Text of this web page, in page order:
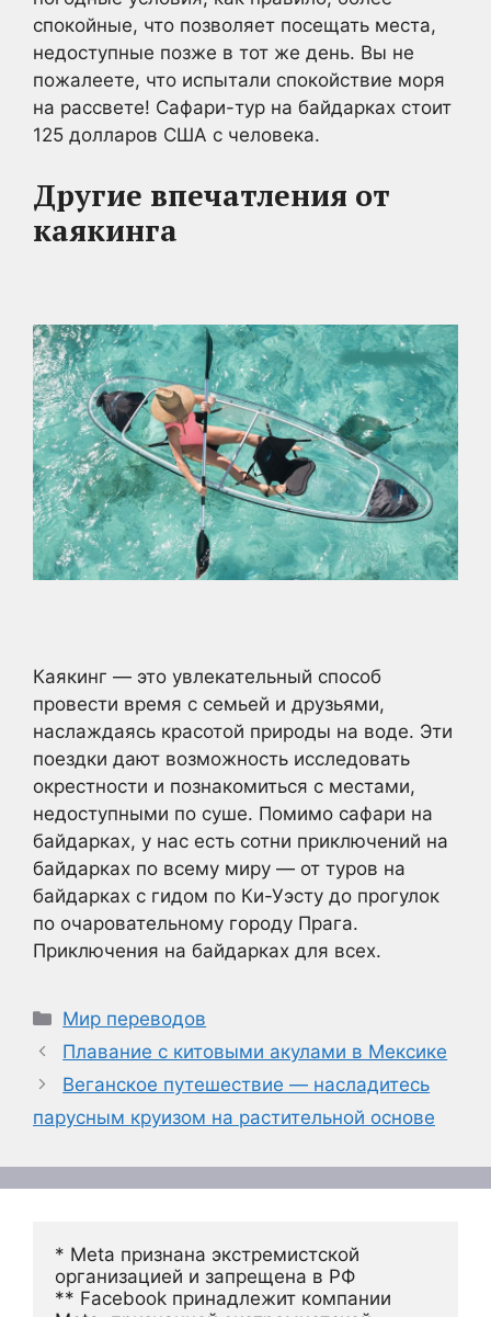
спокойные, что позволяет посещать места,
недоступные позже в тот же день. Вы не
пожалеете, что испытали спокойствие моря
на рассвете! Сафари-тур на байдарках стоит
125 долларов США с человека.
Другие впечатления от
каякинга
Каякинг — это увлекательный способ
провести время с семьей и друзьями,
наслаждаясь красотой природы на воде. Эти
поездки дают возможность исследовать
окрестности и познакомиться с местами,
недоступными по суше. Помимо сафари на
байдарках, у нас есть сотни приключений на
байдарках по всему миру — от туров на
байдарках с гидом по Ки-Уэсту до прогулок
по очаровательному городу Прага.
Приключения на байдарках для всех.
Рубрики
Мир переводов
Плавание с китовыми акулами в Мексике
Веганское путешествие — насладитесь
парусным круизом на растительной основе
* Meta признана экстремистской
организацией и запрещена в РФ
** Facebook принадлежит компании